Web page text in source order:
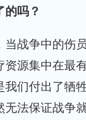
的吗？
当战争中的伤
源集中在最
我们付出了牺
法保证战争